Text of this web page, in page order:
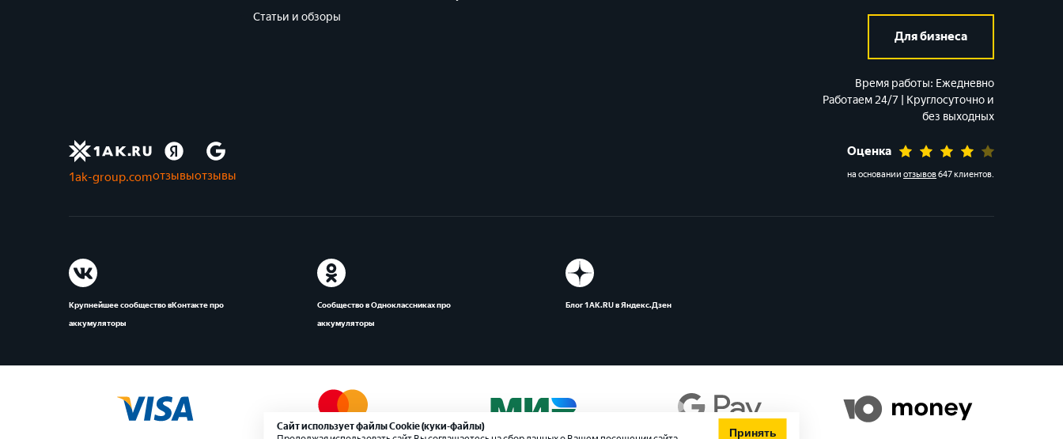
Сайт использует файлы Cookie (куки-файлы)
Принять
Статьи и обзоры
Для бизнеса
Время работы: Ежедневно
Работаем 24/7 | Круглосуточно и
без выходных
1ak-group.comотзывыотзывы
Оценка
на основании отзывов647 клиентов.
Крупнейшее сообщество вКонтакте про
аккумуляторы
Сообщество в Одноклассниках про
аккумуляторы
Блог 1АК.RU в Яндекс.Дзен